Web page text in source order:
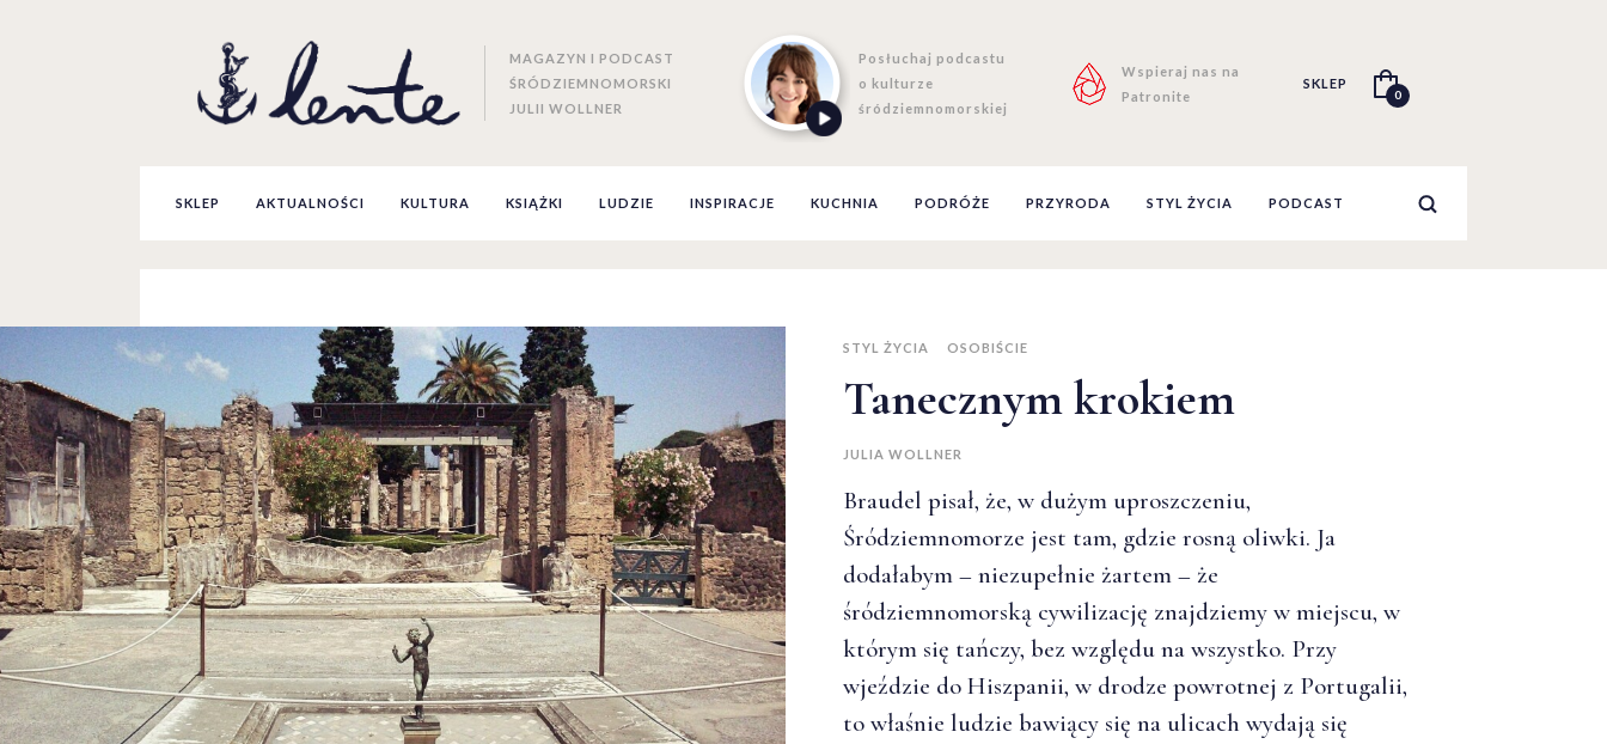
MAGAZYN I PODCAST
ŚRÓDZIEMNOMORSKI
JULII WOLLNER
Posłuchaj podcastu
o kulturze
śródziemnomorskiej
Wspieraj nas na
Patronite
SKLEP
0
SKLEP AKTUALNOŚCI KULTURA KSIĄŻKI LUDZIE INSPIRACJE KUCHNIA PODRÓŻE PRZYRODA STYL ŻYCIA PODCAST
STYL ŻYCIA OSOBIŚCIE
Tanecznym krokiem
JULIA WOLLNER
Braudel pisał, że, w dużym uproszczeniu,
Śródziemnomorze jest tam, gdzie rosną oliwki. Ja
dodałabym – niezupełnie żartem – że
śródziemnomorską cywilizację znajdziemy w miejscu, w
którym się tańczy, bez względu na wszystko. Przy
wjeździe do Hiszpanii, w drodze powrotnej z Portugalii,
to właśnie ludzie bawiący się na ulicach wydają się